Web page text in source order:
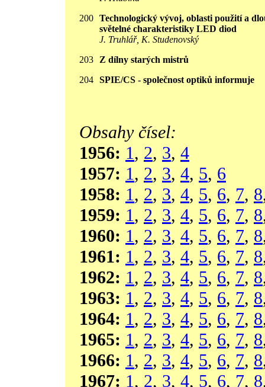
200 Technologický vývoj, oblasti použití a
světelné charakteristiky LED diod
J. Truhlář, K. Studenovský
203
Z dílny starých mistrů
204 SPIE/CS - společnost optiků informuje
Obsahy čísel:
1956: 1, 2, 3, 4
1957: 1, 2, 3, 4, 5, 6
1958: 1, 2, 3, 4, 5, 6, 7, 8
1959: 1, 2, 3, 4, 5, 6, 7, 8
1960: 1, 2, 3, 4, 5, 6, 7, 8
1961: 1, 2, 3, 4, 5, 6, 7, 8
1962: 1, 2, 3, 4, 5, 6, 7, 8
1963: 1, 2, 3, 4, 5, 6, 7, 8
1964: 1, 2, 3, 4, 5, 6, 7, 8
1965: 1, 2, 3, 4, 5, 6, 7, 8
1966: 1, 2, 3, 4, 5, 6, 7, 8
1967: 1, 2, 3, 4, 5, 6, 7, 8